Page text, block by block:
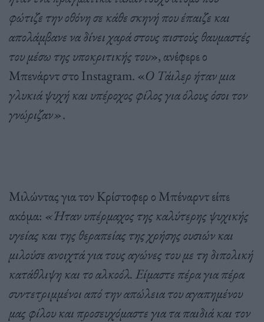
φώτιζε την οθόνη σε κάθε σκηνή που έπαιζε και
απολάμβανε να δίνει χαρά στους πιστούς θαυμαστές
του μέσω της υποκριτικής του», ανέφερε ο
Μπενάρντ στο Instagram. «Ο Τάιλερ ήταν μια
γλυκιά ψυχή και υπέροχος φίλος για όλους όσοι τον
γνώριζαν».
Μιλώντας για τον Κρίστοφερ ο Μπέναρντ είπε
ακόμα: «Ήταν υπέρμαχος της καλύτερης ψυχικής
υγείας και της θεραπείας της χρήσης ουσιών και
μιλούσε ανοιχτά για τους αγώνες του με τη διπολική
κατάθλιψη και το αλκοόλ. Είμαστε πέρα για πέρα
συντετριμμένοι από την απώλεια του αγαπημένου
μας φίλου και προσευχόμαστε για τα παιδιά και τον